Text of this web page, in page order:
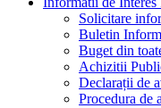
Solicitare
Buletin
Buget din
Achizitii
Declarații de
Procedura de